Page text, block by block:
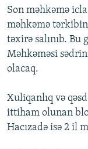
MULTIMEDIA
VIDEO
FOTOQALEREYA
İNFOQRAFIKA
KARIKATURA
RADIO ARXIV
OXU ZALI
AZƏRBAYCAN
İSLAM VƏ
İZ - MƏDƏNIYYƏT
HAQQIMIZDA
MISSIYAMIZ
PEŞƏ ETIKASI VƏ
AZADLIQRADIOSU
Son məhkəmə
məhkəmə
təxirə salınıb. Bu
Məhkəməsi
olacaq.
Xuliqanlıq və
ittiham olunan
Hacızadə isə 2 il